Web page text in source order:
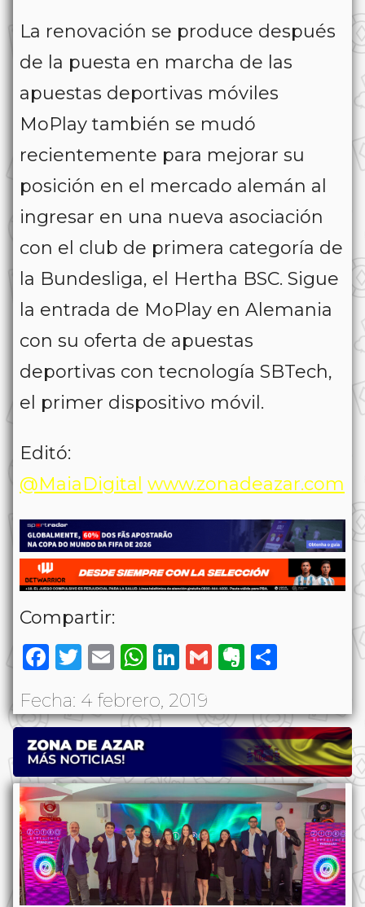
La renovación se produce después
de la puesta en marcha de las
apuestas deportivas móviles
MoPlay también se mudó
recientemente para mejorar su
posición en el mercado alemán al
ingresar en una nueva asociación
con el club de primera categoría de
la Bundesliga, el Hertha BSC. Sigue
la entrada de MoPlay en Alemania
con su oferta de apuestas
deportivas con tecnología SBTech,
el primer dispositivo móvil.
Editó:
@MaiaDigital www.zonadeazar.com
Compartir:
Facebook
Twitter
EmailWhatsApp
LinkedIn
GmailEvernote
Fecha: 4 febrero, 2019